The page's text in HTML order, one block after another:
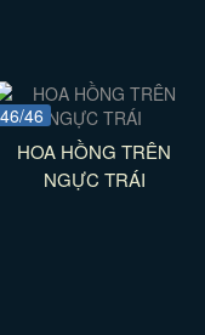
46/46
HOA HỒNG TRÊN
NGỰC TRÁI